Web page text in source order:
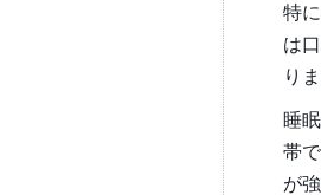
特
は
り
睡
帯
が